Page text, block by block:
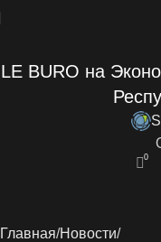
LE BURO на
0
Главная Новости